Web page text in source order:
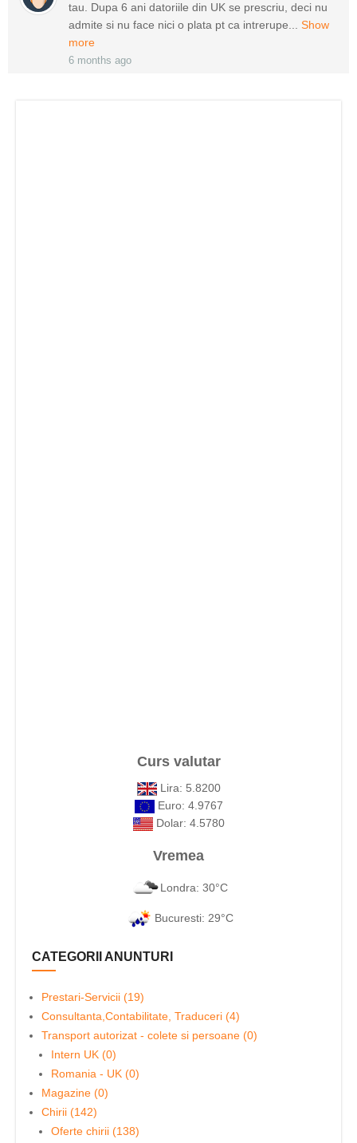
tau. Dupa 6 ani datoriile din UK se prescriu, deci nu
admite si nu face nici o plata pt ca intrerupe...
Show
more
6 months ago
Curs valutar
Lira: 5.8200
Euro: 4.9767
Dolar: 4.5780
Vremea
Londra: 30°C
Bucuresti: 29°C
CATEGORII ANUNTURI
Prestari-Servicii (19)
Consultanta,Contabilitate, Traduceri (4)
Transport autorizat - colete si persoane (0)
Intern UK (0)
Romania - UK (0)
Magazine (0)
Chirii (142)
Oferte chirii (138)